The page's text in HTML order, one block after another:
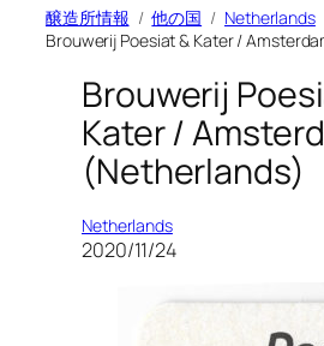
醸造所情報 他の国
Netherlands
Brouwerij Poesiat & Kater /
Brouwerij
Kater /
(Netherlands)
Netherlands
2020/11/24